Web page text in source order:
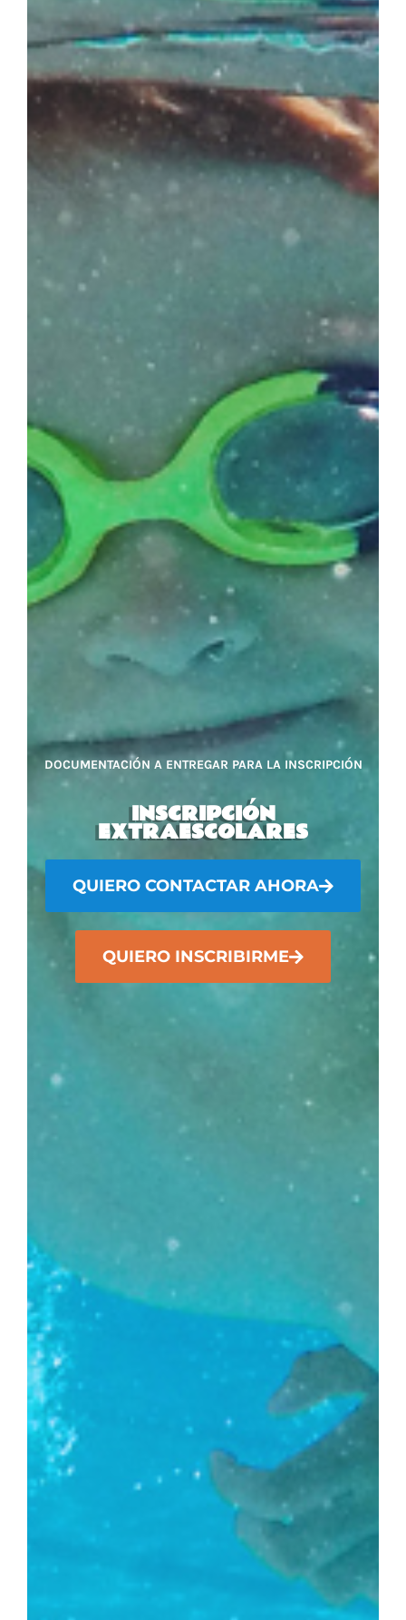
DOCUMENTACIÓN A ENTREGAR PARA LA INSCRIPCIÓN
INSCRIPCIÓN
EXTRAESCOLARES
QUIERO CONTACTAR AHORA
QUIERO INSCRIBIRME